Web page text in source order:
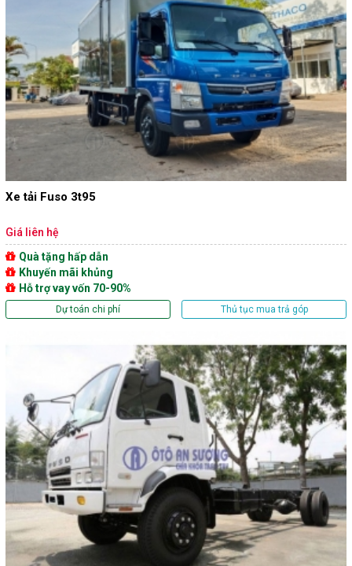
Xe tải Fuso 3t95
Giá liên hệ
Quà tặng hấp dẫn
Khuyến mãi khủng
Hỗ trợ vay vốn 70-90%
Dự toán chi phí Thủ tục mua trả góp